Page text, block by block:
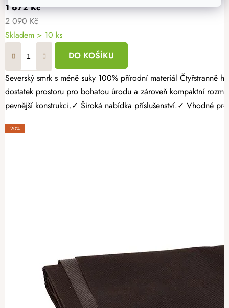
1 672 Kč
2 090 Kč
Skladem > 10 ks
DO KOŠÍKU
Severský smrk s méně suky 100% přírodní materiál Čtyřstranně hoblovaný masiv Pěstujte vlastní zeleninu, bylinky nebo jahody jednoduše a s radostí. Dřevěný vyvýšený záhon 120 × 60 × 60 cm nabízí
dostatek prostoru pro bohatou úrodu a zároveň kompaktní
pevnější konstrukci.✓ Široká nabídka příslušenství.✓ Vhodné
-20%